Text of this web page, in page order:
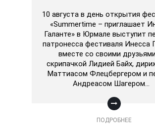
10 августа в день открытия
«Summertime – приглашает
Галанте» в Юрмале выступит
патронесса фестиваля Инесса
вместе со своими
скрипачкой Лидией Байх,
Маттиасом Флецбергером и
Андреасом Шагером…
ПОДРОБНЕЕ